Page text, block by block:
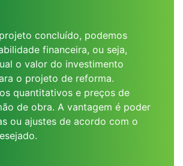
concluído, podemos
financeira, ou seja,
o valor do investimento
o projeto de reforma.
quantitativos e preços de
de obra. A vantagem é poder
ou ajustes de acordo com o